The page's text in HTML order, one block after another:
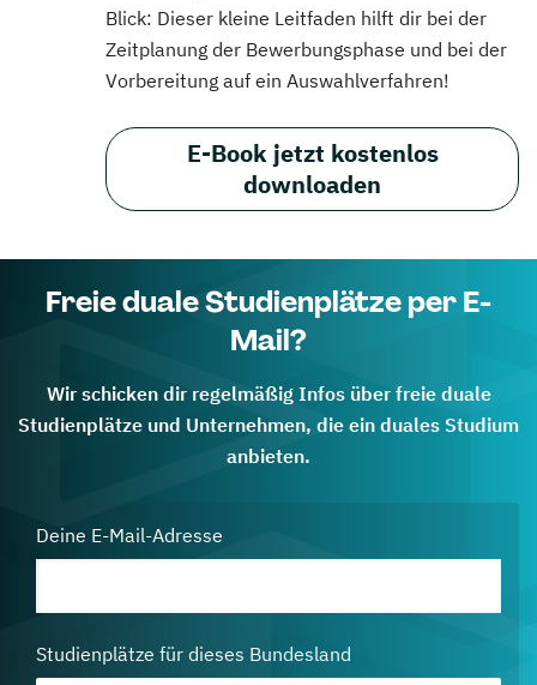
Blick: Dieser kleine Leitfaden hilft dir bei der
Zeitplanung der Bewerbungsphase und bei der
Vorbereitung auf ein Auswahlverfahren!
E-Book jetzt kostenlos
downloaden
Freie duale Studienplätze per E-
Mail?
Wir schicken dir regelmäßig Infos über freie duale
Studienplätze und Unternehmen, die ein duales Studium
anbieten.
Deine E-Mail-Adresse
Studienplätze für dieses Bundesland